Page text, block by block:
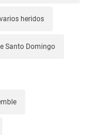
heridos
Santo Domingo